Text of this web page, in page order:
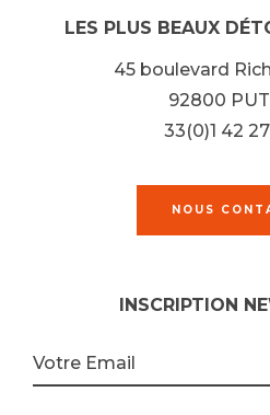
LES PLUS BEAUX
45 boulevard
92800
33(0)1 42
NOUS
INSCRIPTION
Votre Email